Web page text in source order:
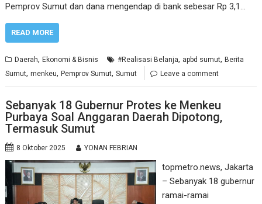
Pemprov Sumut dan dana mengendap di bank sebesar Rp 3,1…
READ MORE
Daerah,Ekonomi & Bisnis #Realisasi Belanja, apbd sumut,Berita
Sumut,menkeu,Pemprov Sumut,Sumut Leave a comment
Sebanyak 18 Gubernur Protes ke Menkeu
Purbaya Soal Anggaran Daerah Dipotong,
Termasuk Sumut
8 Oktober 2025 YONAN FEBRIAN
topmetro.news, Jakarta
– Sebanyak 18 gubernur
ramai-ramai